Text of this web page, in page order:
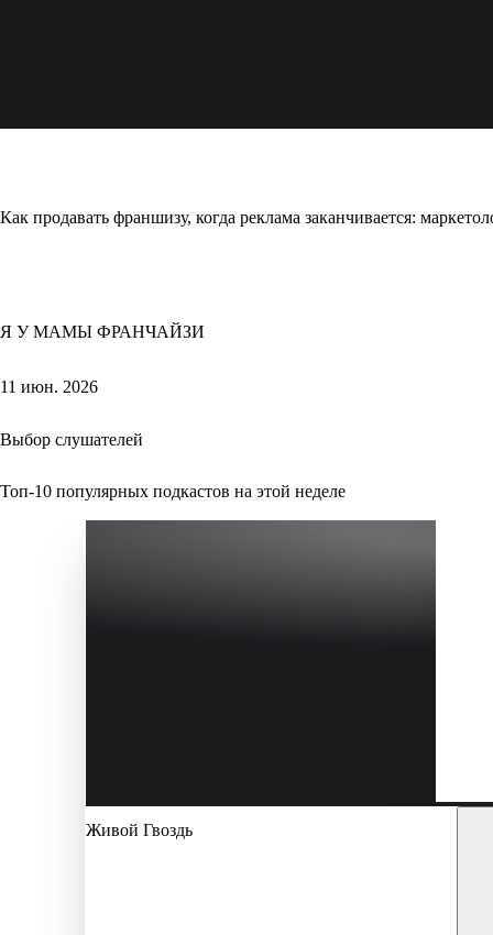
Как продавать франшизу, когда реклама заканчивается:
Я У МАМЫ ФРАНЧАЙЗИ
11 июн. 2026
Выбор слушателей
Топ-10 популярных подкастов на этой неделе
Живой Гвоздь